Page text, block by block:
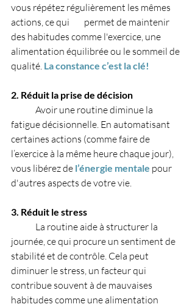
vous répétez régulièrement les mêmes
actions, ce qui 	permet de maintenir
des habitudes comme l'exercice, une
alimentation équilibrée ou le sommeil de
qualité. La constance c’est la clé!
2. Réduit la prise de décision
fatigue décisionnelle. En automatisant
certaines actions (comme faire de
l’exercice à la même heure chaque jour),
vous libérez de l’énergie mentale pour
d'autres aspects de votre vie.
3. Réduit le stress
journée, ce qui procure un sentiment de
stabilité et de contrôle. Cela peut
diminuer le stress, un facteur qui
contribue souvent à de mauvaises
habitudes comme une alimentation